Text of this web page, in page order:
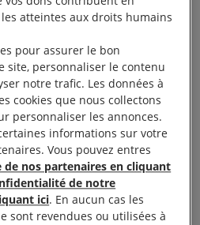
: une
les
droits
atteintes aux droits humains
pour assurer le bon
site, personnaliser le contenu
notre trafic. Les données à
cookies que nous collectons
personnaliser les annonces.
informations sur votre
Vous pouvez entres
de nos partenaires en cliquant
de notre
ici. En aucun cas les
sont revendues ou utilisées à